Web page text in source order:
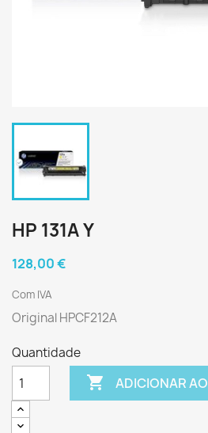
HP 131A Y
128,00 €
Com IVA
Original HPCF212A
Quantidade
 ADICIONAR